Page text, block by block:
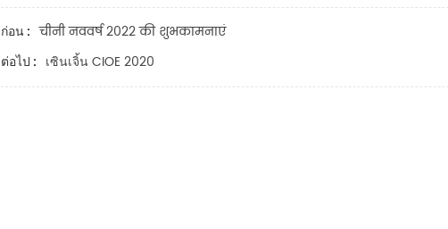
ก่อน : चीनी नववर्ष 2022 की शुभकामनाएं
ต่อไป : เซินเจิ้น CIOE 2020